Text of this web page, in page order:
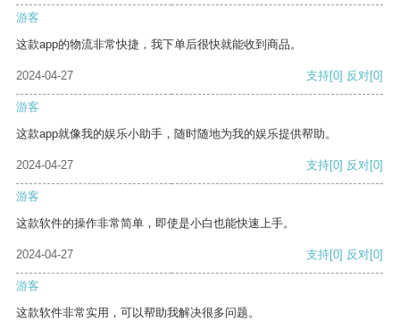
游客
这款app的物流非常快捷，我下单后很快就能收到商品。
2024-04-27 支持[0] 反对[0]
游客
这款app就像我的娱乐小助手，随时随地为我的娱乐提供帮助。
2024-04-27 支持[0] 反对[0]
游客
这款软件的操作非常简单，即使是小白也能快速上手。
2024-04-27 支持[0] 反对[0]
游客
这款软件非常实用，可以帮助我解决很多问题。